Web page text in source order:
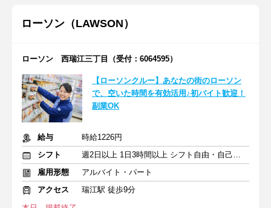
ローソン（LAWSON）
ローソン 西瑞江三丁目（受付：6064595）
【ローソンクルー】あなたの街のローソン
で、空いた時間を有効活用♪初バイト歓迎！
副業OK
給与
時給1226円
シフト
週2日以上 1日3時間以上 シフト自由・自己申告
雇用形態
アルバイト・パート
アクセス
瑞江駅 徒歩9分